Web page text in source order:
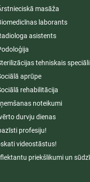
masāža
laborants
asistents
tehniskais
aprūpe
rehabilitācija
noteikumi
durvju dienas
profesiju!
videostāstus!
priekšlikumi un